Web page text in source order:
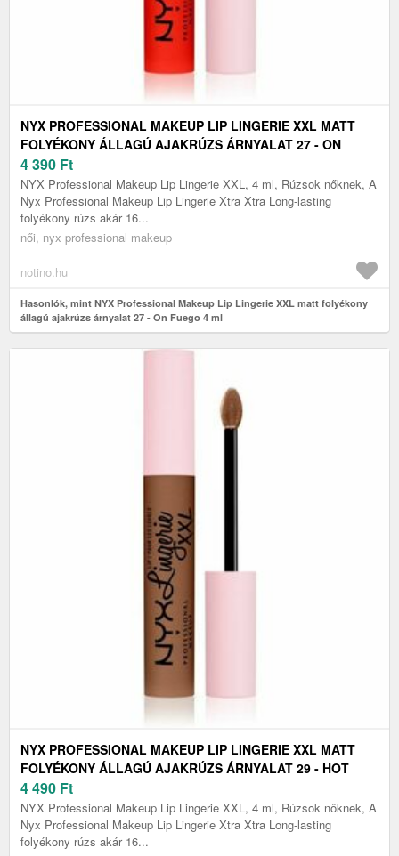
NYX PROFESSIONAL MAKEUP LIP LINGERIE XXL MATT
FOLYÉKONY ÁLLAGÚ AJAKRÚZS ÁRNYALAT 27 - ON
FUEGO 4 ML
4 390 Ft
NYX Professional Makeup Lip Lingerie XXL, 4 ml, Rúzsok nőknek, A
Nyx Professional Makeup Lip Lingerie Xtra Xtra Long-lasting
folyékony rúzs akár 16...
női, nyx professional makeup
notino.hu
Hasonlók, mint NYX Professional Makeup Lip Lingerie XXL matt folyékony
állagú ajakrúzs árnyalat 27 - On Fuego 4 ml
NYX PROFESSIONAL MAKEUP LIP LINGERIE XXL MATT
FOLYÉKONY ÁLLAGÚ AJAKRÚZS ÁRNYALAT 29 - HOT
CARAMELO 4 ML
4 490 Ft
NYX Professional Makeup Lip Lingerie XXL, 4 ml, Rúzsok nőknek, A
Nyx Professional Makeup Lip Lingerie Xtra Xtra Long-lasting
folyékony rúzs akár 16...